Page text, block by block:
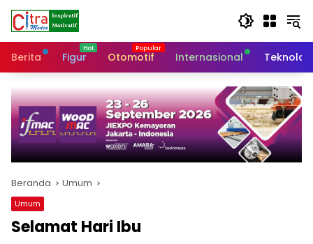
Langsung
konten
Berita
Figur Otomotif Internasional
Beranda Umum
Umum
Selamat Hari Ibu